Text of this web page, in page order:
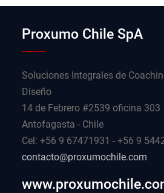
Proxumo Chile SpA
Soluciones Integrales de
Diseño
14 de Febrero #2539 oficina 303
Antofagasta - Chile
Cel: +56 9 67471931 - +56 9
contacto@proxumochile.com